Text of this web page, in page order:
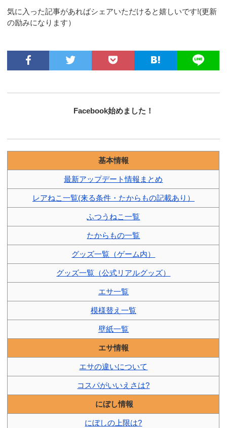
気に入った記事があればシェアいただけると嬉しいです!(更新
の励みになります）
Facebook始めました！
基本情報
最新アップデート情報まとめ
レアねこ一覧(来る条件・たからもの記載あり）
ふつうねこ一覧
たからもの一覧
グッズ一覧（ゲーム内）
グッズ一覧（公式リアルグッズ）
エサ一覧
模様替え一覧
壁紙一覧
エサ情報
エサの違いについて
コスパがいいえさは?
にぼし情報
にぼしの上限は?